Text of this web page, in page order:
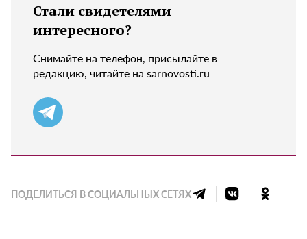
Стали свидетелями
интересного?
Снимайте на телефон, присылайте в
редакцию, читайте на sarnovosti.ru
ПОДЕЛИТЬСЯ В СОЦИАЛЬНЫХ СЕТЯХ